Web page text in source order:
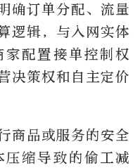
确订单分配、流量
逻辑，与入网实体
配置接单控制权
决策权和自主定价
商品或服务的安全
缩导致的偷工减